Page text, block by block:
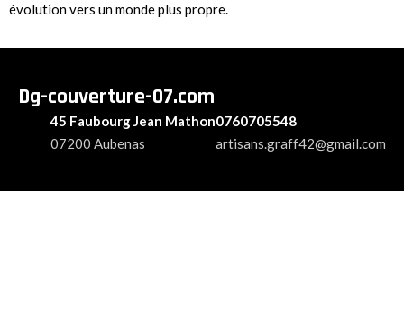
évolution vers un monde plus propre.
Dg-couverture-07.com
45 Faubourg Jean Mathon
07200 Aubenas
0760705548
artisans.graff42@gmail.com